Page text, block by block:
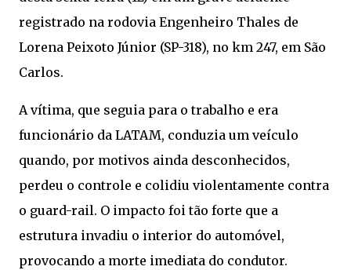
registrado na rodovia Engenheiro Thales de
Lorena Peixoto Júnior (SP-318), no km 247, em São
Carlos.
A vítima, que seguia para o trabalho e era
funcionário da LATAM, conduzia um veículo
quando, por motivos ainda desconhecidos,
perdeu o controle e colidiu violentamente contra
o guard-rail. O impacto foi tão forte que a
estrutura invadiu o interior do automóvel,
provocando a morte imediata do condutor.